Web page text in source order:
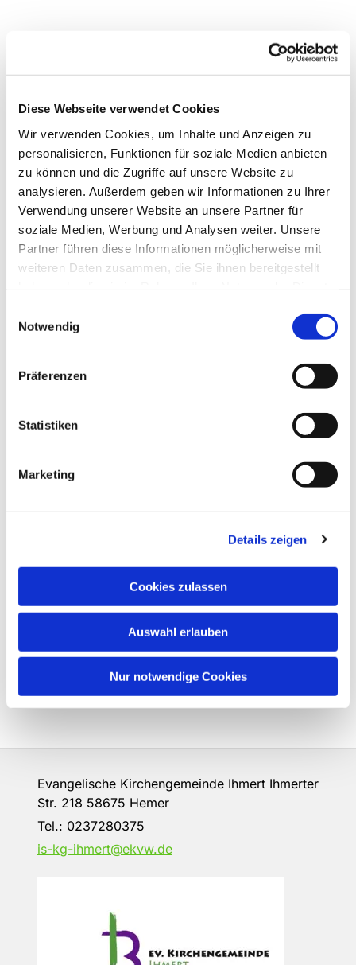
Diese Webseite verwendet Cookies
Wir verwenden Cookies, um Inhalte und Anzeigen zu
personalisieren, Funktionen für soziale Medien anbieten
zu können und die Zugriffe auf unsere Website zu
analysieren. Außerdem geben wir Informationen zu Ihrer
Verwendung unserer Website an unsere Partner für
soziale Medien, Werbung und Analysen weiter. Unsere
Partner führen diese Informationen möglicherweise mit
weiteren Daten zusammen, die Sie ihnen bereitgestellt
Notwendig
Präferenzen
Statistiken
Marketing
Details zeigen
Cookies zulassen
Auswahl erlauben
Nur notwendige Cookies
Dies könnte Sie auch
interessieren
Evangelische Kirchengemeinde Ihmert Ihmerter
Str. 218 58675 Hemer
Tel.: 0237280375
is-kg-ihmert@ekvw.de